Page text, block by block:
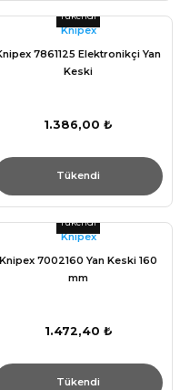
Tükendi
Knıpex
7861125 Elektronikçi Yan
Keski
1.386,00 ₺
Tükendi
Tükendi
Knıpex
Knipex 7002160 Yan Keski 160
mm
1.472,40 ₺
Tükendi